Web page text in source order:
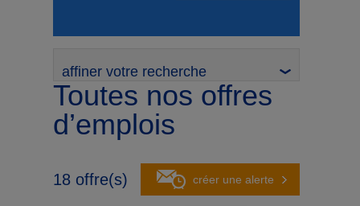
Toutes nos offres
d’emplois
18offre(s) créer une alerte
affiner votre recherche